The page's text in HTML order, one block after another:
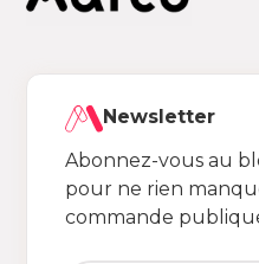
Newsletter
Abonnez-vous au
pour ne rien
commande